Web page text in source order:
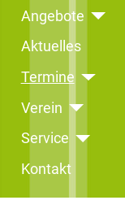
Angebote
Aktuelles
Termine
Verein
Service
Kontakt